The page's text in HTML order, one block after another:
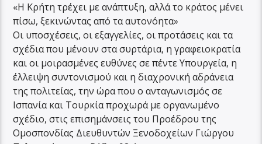
«Η Κρήτη τρέχει με ανάπτυξη, αλλά το κράτος μένει
πίσω, ξεκινώντας από τα αυτονόητα»
Οι υποσχέσεις, οι εξαγγελίες, οι προτάσεις και τα
σχέδια που μένουν στα συρτάρια, η γραφειοκρατία
και οι μοιρασμένες ευθύνες σε πέντε Υπουργεία, η
έλλειψη συντονισμού και η διαχρονική αδράνεια
της πολιτείας, την ώρα που ο ανταγωνισμός σε
Ισπανία και Τουρκία προχωρά με οργανωμένο
σχέδιο, στις επισημάνσεις του Προέδρου της
Ομοσπονδίας Διευθυντών Ξενοδοχείων Γιώργου